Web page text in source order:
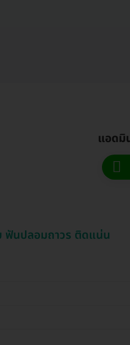
แอดมิ
ฟันปลอมถาวร ติดแน่น